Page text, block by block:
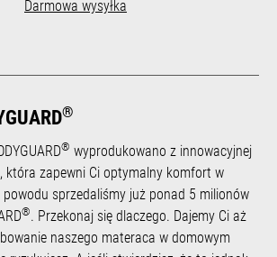
®
® wyprodukowano z innowacyjnej
, która zapewni Ci optymalny komfort w
powodu sprzedaliśmy już ponad 5 milionów
®. Przekonaj się dlaczego. Dajemy Ci aż
naszego materaca w domowym
Darmowa wysyłka